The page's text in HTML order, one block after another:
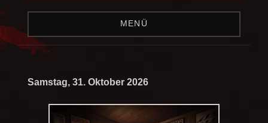
MENÜ
Samstag, 31. Oktober 2026